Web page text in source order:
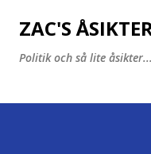
ZAC'S
Politik och så lite åsikter...